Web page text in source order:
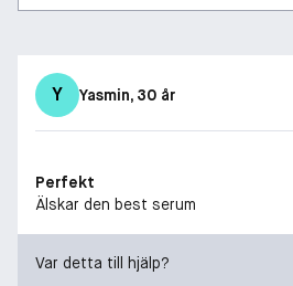
Y Yasmin, 30 år
Perfekt
Älskar den best serum
Var detta till hjälp?